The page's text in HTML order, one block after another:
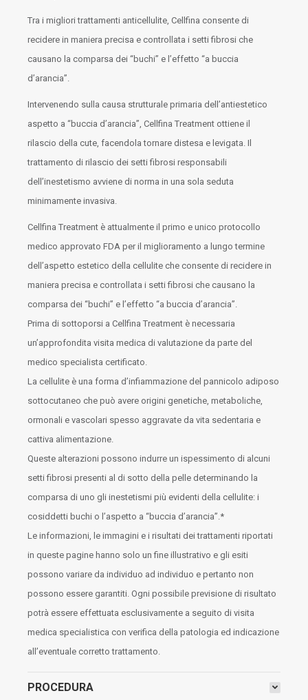
Tra i migliori trattamenti anticellulite, Cellfina consente di
recidere in maniera precisa e controllata i setti fibrosi che
causano la comparsa dei “buchi” e l’effetto “a buccia
d’arancia”.
Intervenendo sulla causa strutturale primaria dell’antiestetico
aspetto a “buccia d’arancia”, Cellfina Treatment ottiene il
rilascio della cute, facendola tornare distesa e levigata. Il
trattamento di rilascio dei setti fibrosi responsabili
dell’inestetismo avviene di norma in una sola seduta
minimamente invasiva.
Cellfina Treatment è attualmente il primo e unico protocollo
medico approvato FDA per il miglioramento a lungo termine
dell’aspetto estetico della cellulite che consente di recidere in
maniera precisa e controllata i setti fibrosi che causano la
comparsa dei “buchi” e l’effetto “a buccia d’arancia”.
Prima di sottoporsi a Cellfina Treatment è necessaria
un’approfondita visita medica di valutazione da parte del
medico specialista certificato.
La cellulite è una forma d’infiammazione del pannicolo adiposo
sottocutaneo che può avere origini genetiche, metaboliche,
ormonali e vascolari spesso aggravate da vita sedentaria e
cattiva alimentazione.
Queste alterazioni possono indurre un ispessimento di alcuni
setti fibrosi presenti al di sotto della pelle determinando la
comparsa di uno gli inestetismi più evidenti della cellulite: i
cosiddetti buchi o l’aspetto a “buccia d’arancia”.*
Le informazioni, le immagini e i risultati dei trattamenti riportati
in queste pagine hanno solo un fine illustrativo e gli esiti
possono variare da individuo ad individuo e pertanto non
possono essere garantiti. Ogni possibile previsione di risultato
potrà essere effettuata esclusivamente a seguito di visita
medica specialistica con verifica della patologia ed indicazione
all’eventuale corretto trattamento.
PROCEDURA